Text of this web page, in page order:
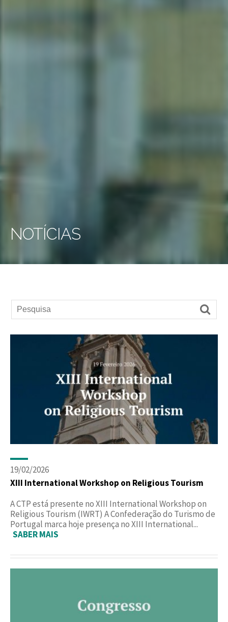
NOTÍCIAS
19/02/2026
XIII International Workshop on Religious Tourism
A CTP está presente no XIII International Workshop on
Religious Tourism (IWRT) A Confederação do Turismo de
Portugal marca hoje presença no XIII International...
SABER MAIS